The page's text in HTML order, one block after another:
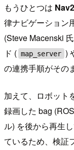
もうひとつは
律ナビゲーション
(Steve Macenski
ド ( map_server )
の連携手順がその
加えて、ロボット
録画した bag
ル) を後から再生
ているため、検証